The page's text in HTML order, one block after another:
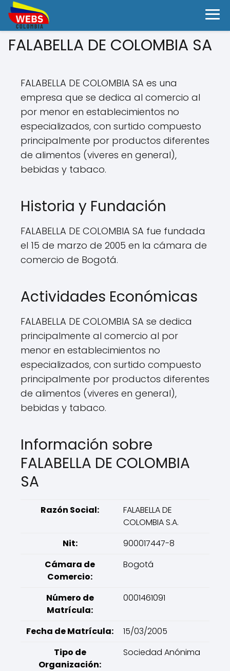
FALABELLA DE COLOMBIA SA
FALABELLA DE COLOMBIA SA es una
empresa que se dedica al comercio al
por menor en establecimientos no
especializados, con surtido compuesto
principalmente por productos diferentes
de alimentos (viveres en general),
bebidas y tabaco.
Historia y Fundación
FALABELLA DE COLOMBIA SA fue fundada
el 15 de marzo de 2005 en la cámara de
comercio de Bogotá.
Actividades Económicas
FALABELLA DE COLOMBIA SA se dedica
principalmente al comercio al por
menor en establecimientos no
especializados, con surtido compuesto
principalmente por productos diferentes
de alimentos (viveres en general),
bebidas y tabaco.
Información sobre
FALABELLA DE COLOMBIA
SA
Razón Social:
FALABELLA DE
COLOMBIA S.A.
Nit:
900017447-8
Cámara de
Comercio:
Bogotá
Número de
Matrícula:
0001461091
Fecha de Matrícula:
15/03/2005
Tipo de
Organización:
Sociedad Anónima